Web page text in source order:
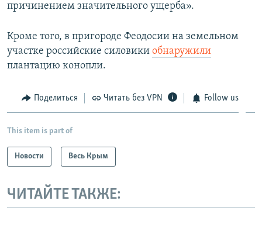
причинением значительного ущерба».
Кроме того, в пригороде Феодосии на земельном
участке российские силовики обнаружили
плантацию конопли.
Поделиться Читать без VPN Follow us
This item is part of
Новости Весь Крым
ЧИТАЙТЕ ТАКЖЕ: